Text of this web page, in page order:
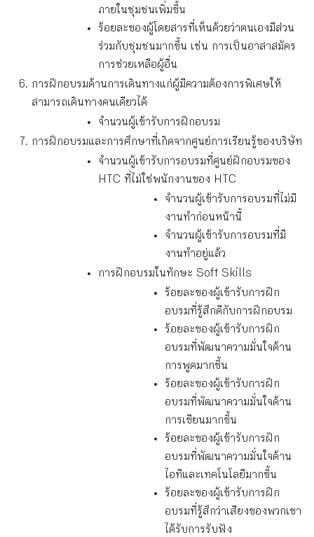
ภายในชุมชนเพิ่มขึ้น
ร้อยละของผู้โดยสารที่เห็นด้วยว่าตนเองมีส่วน
ร่วมกับชุมชนมากขึ้น เช่น การเป็นอาสาสมัคร
การช่วยเหลือผู้อื่น
การฝึกอบรมด้านการเดินทางแก่ผู้มีความต้องการพิเศษให้
สามารถเดินทางคนเดียวได้
จำนวนผู้เข้ารับการฝึกอบรม
การฝึกอบรมและการศึกษาที่เกิดจากศูนย์การเรียนรู้ของบริษัท
จำนวนผู้เข้ารับการอบรมที่ศูนย์ฝึกอบรมของ
HTC ที่ไม่ใช่พนักงานของ HTC
จำนวนผู้เข้ารับการอบรมที่ไม่มี
งานทำก่อนหน้านี้
จำนวนผู้เข้ารับการอบรมที่มี
งานทำอยู่แล้ว
การฝึกอบรมในทักษะ Soft Skills
ร้อยละของผู้เข้ารับการฝึก
อบรมที่รู้สึกดีกับการฝึกอบรม
ร้อยละของผู้เข้ารับการฝึก
อบรมที่พัฒนาความมั่นใจด้าน
การพูดมากขึ้น
ร้อยละของผู้เข้ารับการฝึก
อบรมที่พัฒนาความมั่นใจด้าน
การเขียนมากขึ้น
ร้อยละของผู้เข้ารับการฝึก
อบรมที่พัฒนาความมั่นใจด้าน
ไอทีและเทคโนโลยีมากขึ้น
ร้อยละของผู้เข้ารับการฝึก
อบรมที่รู้สึกว่าเสียงของพวกเขา
ได้รับการรับฟัง